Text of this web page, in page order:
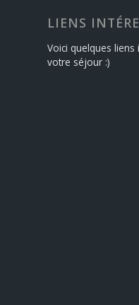
LIENS
Voici quelques
votre séjour :)